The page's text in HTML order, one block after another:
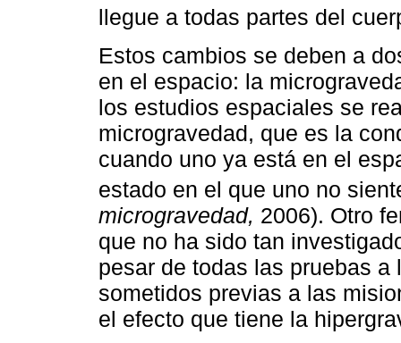
llegue a todas partes del
Estos cambios se deben a
en el espacio: la
los estudios espaciales se
microgravedad, que es la
cuando uno ya está en el
estado en el que uno no
microgravedad, 2006). Otro
que no ha sido tan
pesar de todas las pruebas
sometidos previas a las
el efecto que tiene la